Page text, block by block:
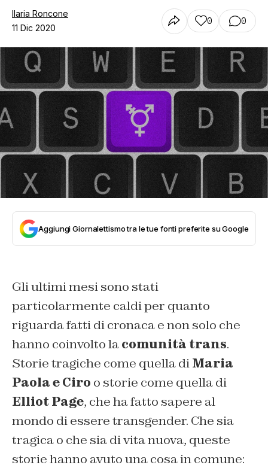
Ilaria Roncone
11 Dic 2020
0 0
Aggiungi Giornalettismo tra le tue fonti preferite su Google
Gli ultimi mesi sono stati
particolarmente caldi per quanto
riguarda fatti di cronaca e non solo che
hanno coinvolto lacomunità trans.
Storie tragiche come quella diMaria
Paola e Ciro o storie come quella di
Elliot Page, che ha fatto sapere al
mondo di essere transgender. Che sia
tragica o che sia di vita nuova, queste
storie hanno avuto una cosa in comune: